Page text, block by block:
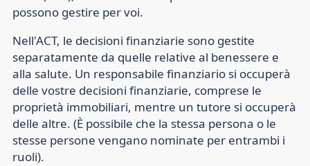
possono gestire per voi.
Nell'ACT, le decisioni finanziarie sono gestite
separatamente da quelle relative al benessere e
alla salute. Un responsabile finanziario si occuperà
delle vostre decisioni finanziarie, comprese le
proprietà immobiliari, mentre un tutore si occuperà
delle altre. (È possibile che la stessa persona o le
stesse persone vengano nominate per entrambi i
ruoli).